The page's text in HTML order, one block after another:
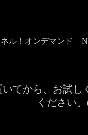
ル！オンデマンド
てから、お試
ください